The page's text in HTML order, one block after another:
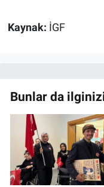
Kaynak: İGF
Bunlar da